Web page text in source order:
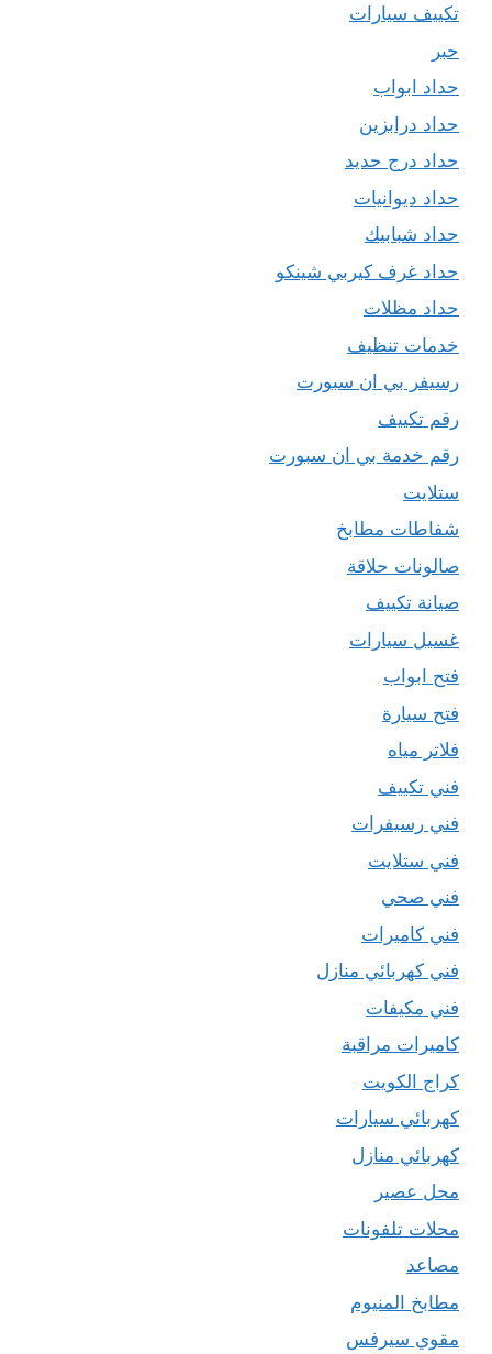
تكييف سيارات
حبر
حداد ابواب
حداد درابزين
حداد درج حديد
حداد ديوانيات
حداد شبابيك
حداد غرف كيربي شينكو
حداد مظلات
خدمات تنظيف
رسيفر بي ان سبورت
رقم تكييف
رقم خدمة بي ان سبورت
ستلايت
شفاطات مطابخ
صالونات حلاقة
صيانة تكييف
غسيل سيارات
فتح ابواب
فتح سيارة
فلاتر مياه
فني تكييف
فني رسيفرات
فني ستلايت
فني صحي
فني كاميرات
فني كهربائي منازل
فني مكيفات
كاميرات مراقبة
كراج الكويت
كهربائي سيارات
كهربائي منازل
محل عصير
محلات تلفونات
مصاعد
مطابخ المنيوم
مقوي سيرفس